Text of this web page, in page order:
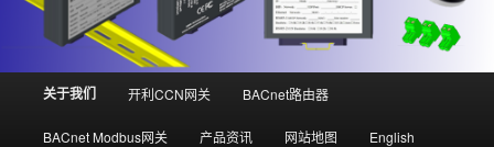
关于我们 开利CCN网关 BACnet路由器
BACnet Modbus网关 产品资讯 网站地图 English